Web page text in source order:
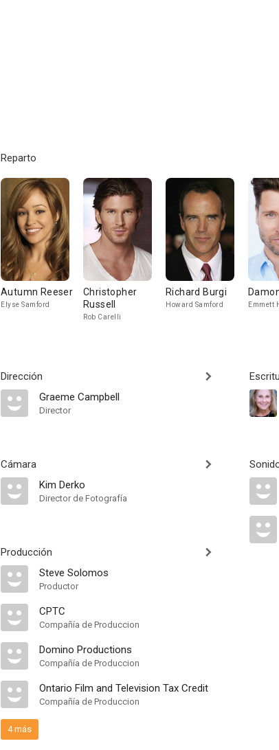
Reparto
Autumn Reeser
Elyse Samford
Christopher
Russell
Rob Carelli
Richard Burgi
Howard Samford Emmett
Dirección
Graeme Campbell
Director
Cámara
Kim Derko
Director de Fotografía
Producción
Steve Solomos
Productor
CPTC
Compañía de Produccion
Domino Productions
Compañía de Produccion
Ontario Film and Television Tax Credit
Compañía de Produccion
4 más